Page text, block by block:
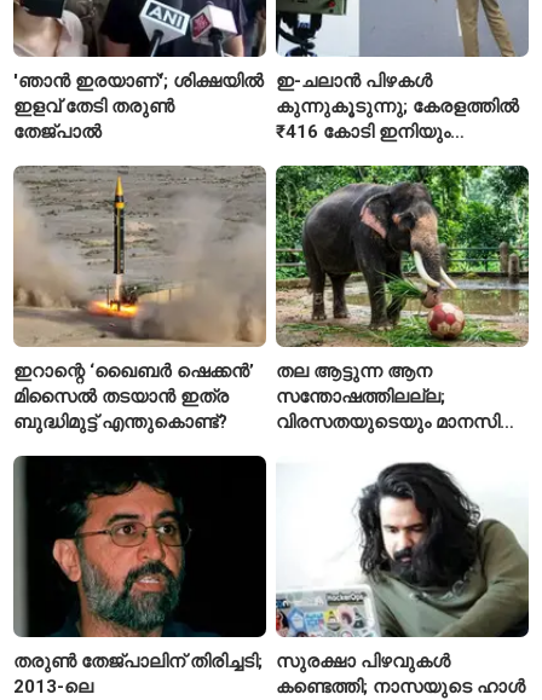
'ഞാൻ ഇരയാണ്'; ശിക്ഷയിൽ
ഇളവ് തേടി തരുണ്‍
തേജ്പാൽ
ഇ-ചലാൻ പിഴകൾ
കുന്നുകൂടുന്നു; കേരളത്തിൽ
₹416 കോടി ഇനിയും
ഇറാന്റെ ‘ഖൈബർ ഷെക്കൻ’
മിസൈൽ തടയാൻ ഇത്ര
ബുദ്ധിമുട്ട് എന്തുകൊണ്ട്?
തല ആട്ടുന്ന ആന
സന്തോഷത്തിലല്ല;
വിരസതയുടെയും മാനസിക
ലക്ഷണമെന്ന് വിദഗ്ധർ
തരുൺ തേജ്പാലിന് തിരിച്ചടി;
2013-ലെ
സുരക്ഷാ പിഴവുകൾ
കണ്ടെത്തി; നാസയുടെ ഹാൾ